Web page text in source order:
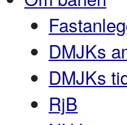
DMJKs
DMJKs
RjB